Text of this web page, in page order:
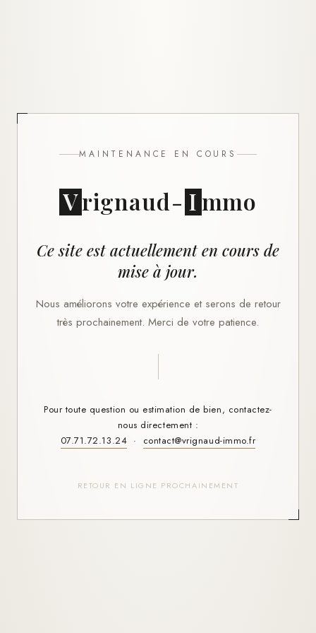
MAINTENANCE EN COURS
Vrignaud- Immo
Ce site est actuellement en cours de
mise à jour.
Nous améliorons votre expérience et serons de retour
très prochainement. Merci de votre patience.
Pour toute question ou estimation de bien, contactez-
nous directement :
07.71.72.13.24 · contact@vrignaud-immo.fr
RETOUR EN LIGNE PROCHAINEMENT